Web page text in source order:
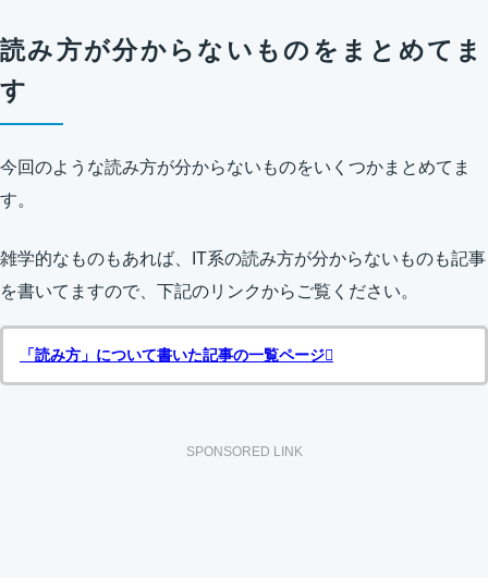
読み方が分からないものをまとめてま
す
今回のような読み方が分からないものをいくつかまとめてま
す。
雑学的なものもあれば、IT系の読み方が分からないものも記事
を書いてますので、下記のリンクからご覧ください。
「読み方」について書いた記事の一覧ページ
SPONSORED LINK